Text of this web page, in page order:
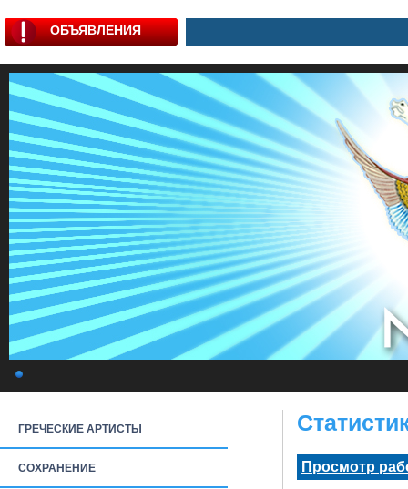
ОБЪЯВЛЕНИЯ
ГРЕЧЕСКИЕ АРТИСТЫ
СОХРАНЕНИЕ Просмотр